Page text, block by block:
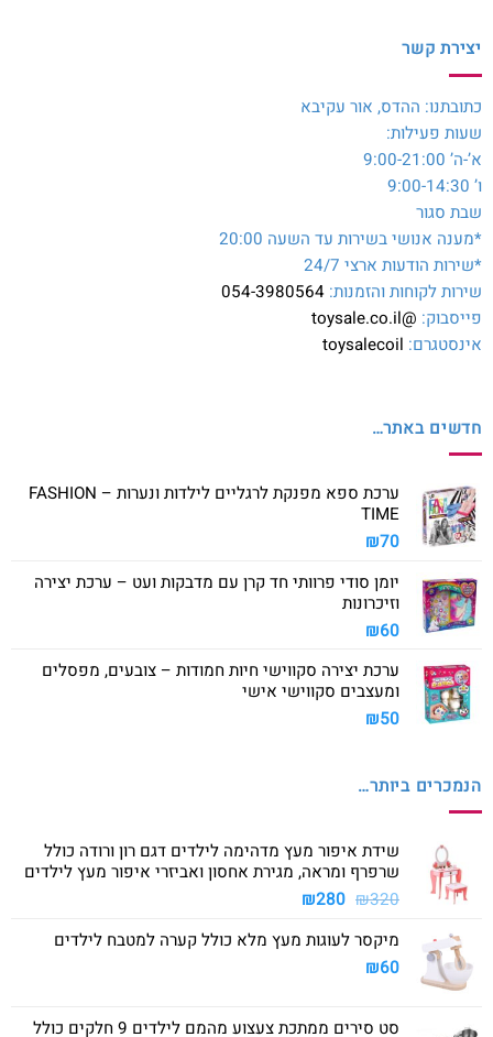
יצירת קשר
כתובתנו: ההדס, אור עקיבא
שעות פעילות:
א’-ה’ 9:00-21:00
ו’ 9:00-14:30
שבת סגור
*מענה אנושי בשירות עד השעה 20:00
*שירות הודעות ארצי 24/7
שירות לקוחות והזמנות: 054-3980564
פייסבוק: @toysale.co.il
אינסטגרם: toysalecoil
חדשים באתר…
ערכת ספא מפנקת לרגליים לילדות ונערות – FASHION
TIME
₪70
יומן סודי פרוותי חד קרן עם מדבקות ועט – ערכת יצירה
וזיכרונות
₪60
ערכת יצירה סקווישי חיות חמודות – צובעים, מפסלים
ומעצבים סקווישי אישי
₪50
הנמכרים ביותר…
שידת איפור מעץ מדהימה לילדים דגם רון ורודה כולל
שרפרף ומראה, מגירת אחסון ואביזרי איפור מעץ לילדים
₪320
המחיר
היה:
₪280 המחיר
הוא:
מיקסר לעוגות מעץ מלא כולל קערה למטבח לילדים
₪60
סט סירים ממתכת צעצוע מהמם לילדים 9 חלקים כולל